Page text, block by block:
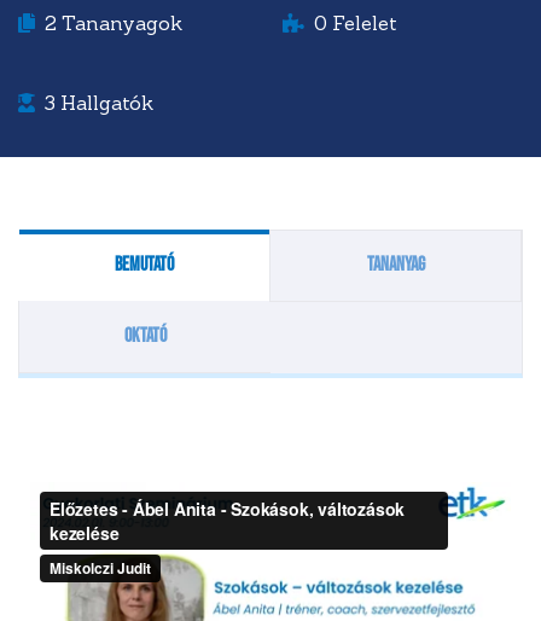
2 Tananyagok 0 Felelet
3 Hallgatók
Bemutató Tananyag
Oktató